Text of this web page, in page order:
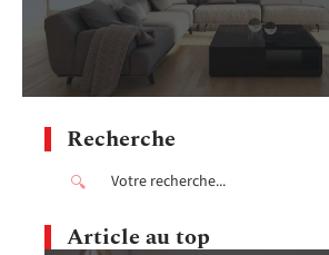
Recherche
Article au top